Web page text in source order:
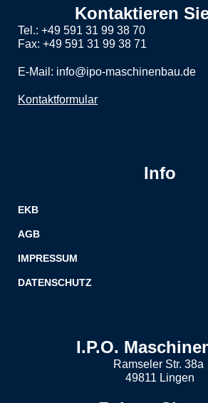
Kontaktieren
Tel.: +49 591 31 99 38 70
Fax: +49 591 31 99 38 71
E-Mail: info@ipo-maschinenbau.de
Kontaktformular
Info
EKB
AGB
IMPRESSUM
DATENSCHUTZ
I.P.O.
Ramseler Str. 38a
49811 Lingen